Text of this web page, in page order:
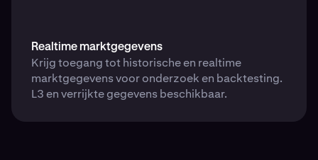
Realtime marktgegevens
Krijg toegang tot historische en realtime
marktgegevens voor onderzoek en backtesting.
L3 en verrijkte gegevens beschikbaar.